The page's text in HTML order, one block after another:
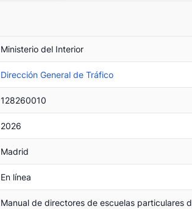
Ministerio del Interior
Dirección General de Tráfico
128260010
2026
Madrid
En línea
Manual de directores de escuelas particulares